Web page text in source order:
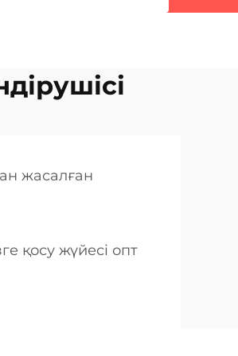
жасалған
қосу жүйесі опт